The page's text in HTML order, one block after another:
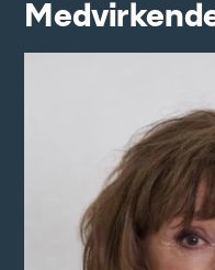
Sonja Oppenhagen